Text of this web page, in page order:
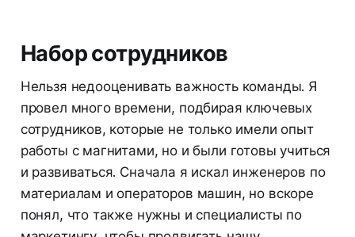
Набор сотрудников
Нельзя недооценивать важность команды. Я
провел много времени, подбирая ключевых
сотрудников, которые не только имели опыт
работы с магнитами, но и были готовы учиться
и развиваться. Сначала я искал инженеров по
материалам и операторов машин, но вскоре
понял, что также нужны и специалисты по